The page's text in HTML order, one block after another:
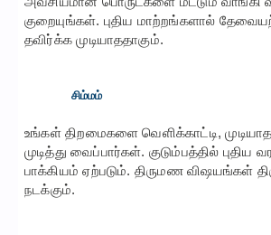
குறையுங்கள். புதிய மாற்றங்களால்
தவிர்க்க முடியாததாகும்.
சிம்மம்
உங்கள் திறமைகளை வெளிக்காட்டி,
முடித்து வைப்பார்கள். குடும்பத்தில் புதிய
பாக்கியம் ஏற்படும். திருமண விஷயங்கள்
நடக்கும்.